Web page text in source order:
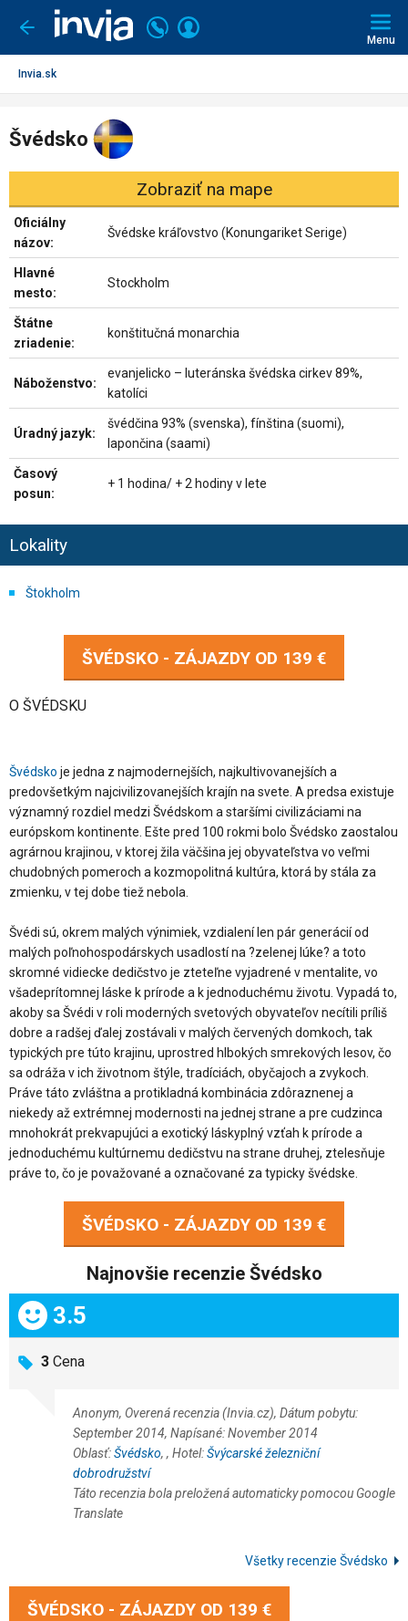
Ísť
späť
Volajte
+421
2
Prihlásiť
Menu
Invia.sk
Švédsko
Zobraziť na mape
Oficiálny
názov:
Švédske kráľovstvo (Konungariket Serige)
Hlavné
mesto:
Stockholm
Štátne
zriadenie:
konštitučná monarchia
Náboženstvo:
evanjelicko – luteránska švédska cirkev 89%,
katolíci
Úradný jazyk:
švédčina 93% (svenska), fínština (suomi),
lapončina (saami)
Časový
posun:
+ 1 hodina/ + 2 hodiny v lete
Lokality
Štokholm
ŠVÉDSKO - ZÁJAZDY OD 139 €
O ŠVÉDSKU
Švédsko je jedna z najmodernejších, najkultivovanejších a
predovšetkým najcivilizovanejších krajín na svete. A predsa existuje
významný rozdiel medzi Švédskom a staršími civilizáciami na
európskom kontinente. Ešte pred 100 rokmi bolo Švédsko zaostalou
agrárnou krajinou, v ktorej žila väčšina jej obyvateľstva vo veľmi
chudobných pomeroch a kozmopolitná kultúra, ktorá by stála za
zmienku, v tej dobe tiež nebola.
Švédi sú, okrem malých výnimiek, vzdialení len pár generácií od
malých poľnohospodárskych usadlostí na ?zelenej lúke? a toto
skromné vidiecke dedičstvo je zteteľne vyjadrené v mentalite, vo
všadeprítomnej láske k prírode a k jednoduchému životu. Vypadá to,
akoby sa Švédi v roli moderných svetových obyvateľov necítili príliš
dobre a radšej ďalej zostávali v malých červených domkoch, tak
typických pre túto krajinu, uprostred hlbokých smrekových lesov, čo
sa odráža v ich životnom štýle, tradíciách, obyčajoch a zvykoch.
Práve táto zvláštna a protikladná kombinácia zdôraznenej a
niekedy až extrémnej modernosti na jednej strane a pre cudzinca
mnohokrát prekvapujúci a exotický láskyplný vzťah k prírode a
jednoduchému kultúrnemu dedičstvu na strane druhej, ztelesňuje
práve to, čo je považované a označované za typicky švédske.
ŠVÉDSKO - ZÁJAZDY OD 139 €
Najnovšie recenzie Švédsko
Celkom:
3.5
3 Cena
Anonym, Overená recenzia (Invia.cz), Dátum pobytu:
September 2014, Napísané: November 2014
Oblasť:Švédsko, , Hotel:Švýcarské železniční
dobrodružství
Táto recenzia bola preložená automaticky pomocou Google
Translate
Všetky recenzie Švédsko
ŠVÉDSKO - ZÁJAZDY OD 139 €